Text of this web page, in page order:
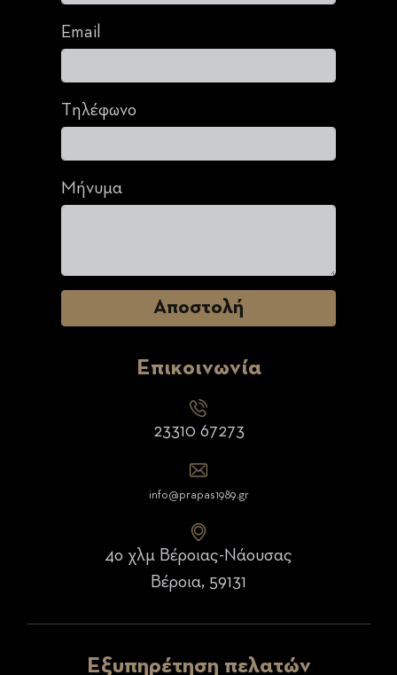
Email
Τηλέφωνο
Μήνυμα
Επικοινωνία
23310 67273
info@prapas1989.gr
4ο χλμ Βέροιας-Νάουσας
Βέροια, 59131
Εξυπηρέτηση πελατών